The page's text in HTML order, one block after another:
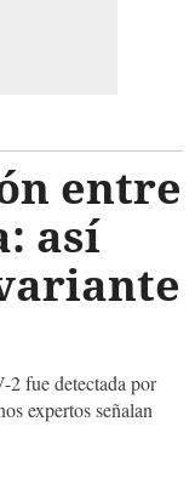
entre
así
2 fue detectada por
expertos señalan